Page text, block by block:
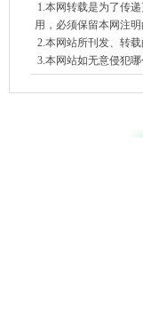
1.本网转载是为了传
用，必须保留本网注
2.本网站所刊发、转
3.本网站如无意侵犯